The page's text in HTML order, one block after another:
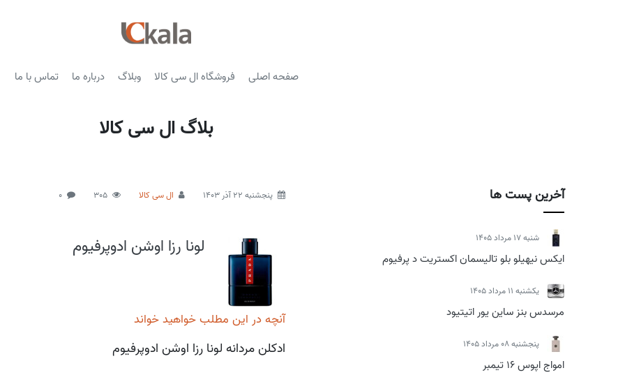
صفحه اصلی فروشگاه ال سی کالا وبلاگ درباره ما تماس با ما
بلاگ ال سی کالا
آخرین پست ها
شنبه 17 مرداد 1405
ایکس نیهیلو بلو تالیسمان اکستریت د پرفیوم
يكشنبه 11 مرداد 1405
مرسدس بنز ساین یور اتیتیود
پنجشنبه 08 مرداد 1405
امواج اپوس 16 تیمبر
پنجشنبه 22 آذر 1403 ال سی کالا 305
0
لونا رزا اوشن ادوپرفیوم
آنچه در این مطلب خواهید خواند
ادکلن مردانه لونا رزا اوشن ادوپرفیوم